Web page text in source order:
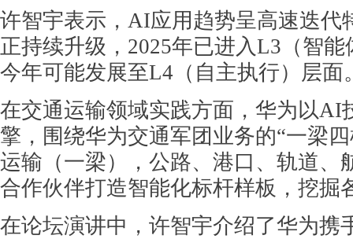
许智宇表示，AI应用趋势呈高速迭代
正持续升级，2025年已进入L3（智
今年可能发展至L4（自主执行）层面
在交通运输领域实践方面，华为以AI
擎，围绕华为交通军团业务的“一梁
运输（一梁），公路、港口、轨道、
合作伙伴打造智能化标杆样板，挖掘
在论坛演讲中，许智宇介绍了华为携